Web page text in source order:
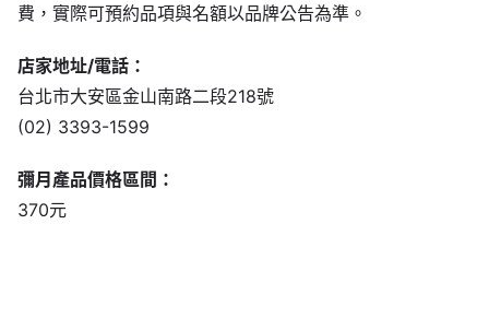
費，實際可預約品項與名額以品牌公告為準。
店家地址/電話：
台北市大安區金山南路二段218號
(02) 3393-1599
彌月產品價格區間：
370元